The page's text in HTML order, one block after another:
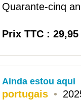
Quarante-cinq
Prix TTC : 29,95
Ainda estou aqui
portugais •